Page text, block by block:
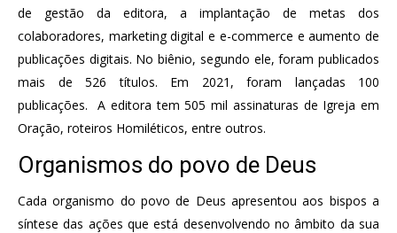
de gestão da editora, a implantação de metas dos
colaboradores, marketing digital e e-commerce e aumento de
publicações digitais. No biênio, segundo ele, foram publicados
mais de 526 títulos. Em 2021, foram lançadas 100
publicações. A editora tem 505 mil assinaturas de Igreja em
Oração, roteiros Homiléticos, entre outros.
Organismos do povo de Deus
Cada organismo do povo de Deus apresentou aos bispos a
síntese das ações que está desenvolvendo no âmbito da sua